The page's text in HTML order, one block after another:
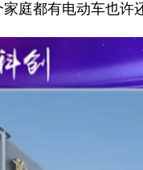
庭都有电动车也许